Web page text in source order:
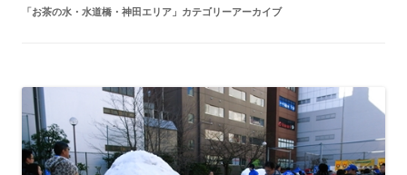
「お茶の水・水道橋・神田エリア 」カテゴリーアーカイブ